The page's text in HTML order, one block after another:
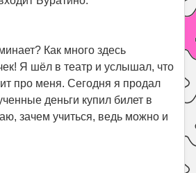
Как много здесь
Я шёл в театр и услышал, что
про меня. Сегодня я продал
деньги купил билет в
зачем учиться, ведь можно и